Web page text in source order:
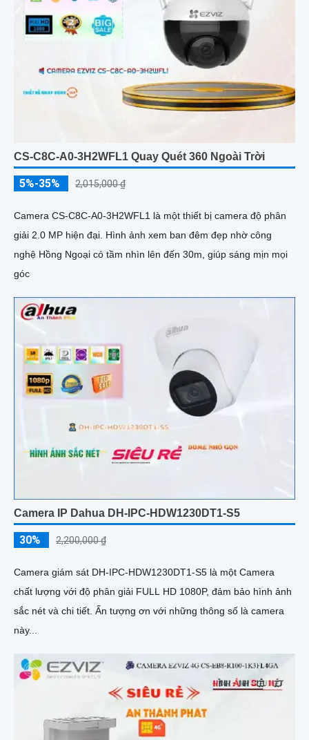
CS-C8C-A0-3H2WFL1 Quay Quét 360 Ngoài Trời
5%-35% 2,015,000 ₫
Camera CS-C8C-A0-3H2WFL1 là một thiết bị camera độ phân
giải 2.0 MP hiện đại. Hình ảnh xem ban đêm đẹp nhờ công
nghệ Hồng Ngoại có tầm nhìn lên đến 30m, giúp sáng mịn mọi
góc
Camera IP Dahua DH-IPC-HDW1230DT1-S5
30% 2,200,000 ₫
Camera giám sát DH-IPC-HDW1230DT1-S5 là một Camera
chất lượng với độ phân giải FULL HD 1080P, đảm bảo hình ảnh
sắc nét và chi tiết. Ấn tượng ơn với những thông số là camera
này...